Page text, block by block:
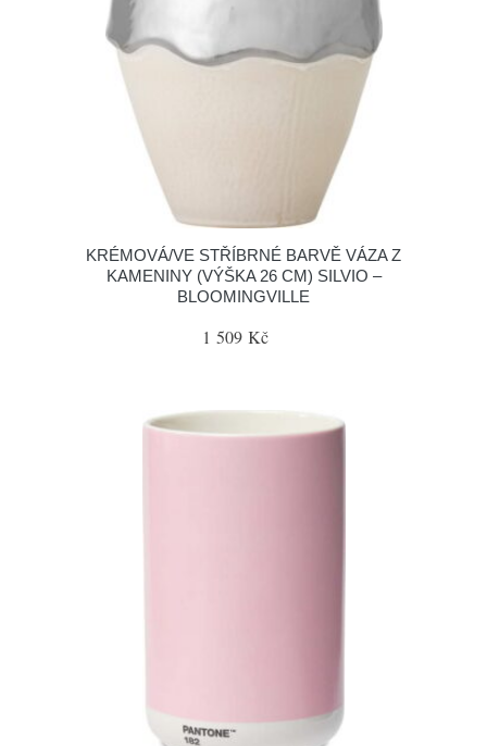
KRÉMOVÁ/VE STŘÍBRNÉ BARVĚ VÁZA Z
KAMENINY (VÝŠKA 26 CM) SILVIO –
BLOOMINGVILLE
1 509 Kč